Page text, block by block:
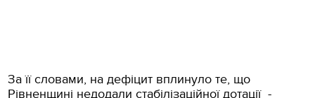
За її словами, на дефіцит вплинуло те, що
Рівненщині недодали стабілізаційної дотації -